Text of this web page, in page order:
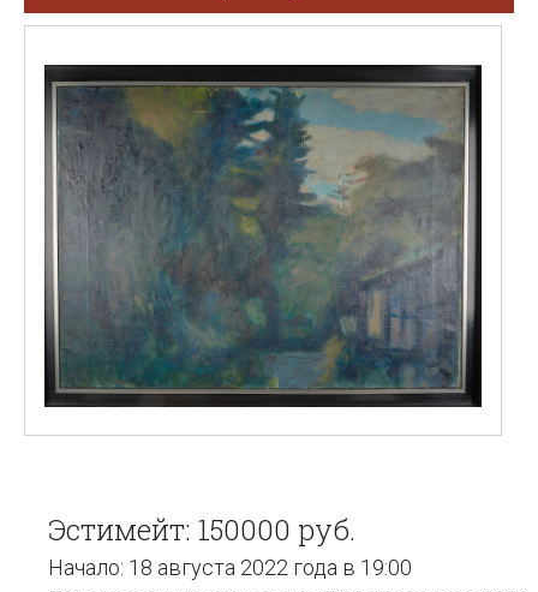
Эстимейт: 150000 руб.
Начало: 18 августа 2022 года в 19:00